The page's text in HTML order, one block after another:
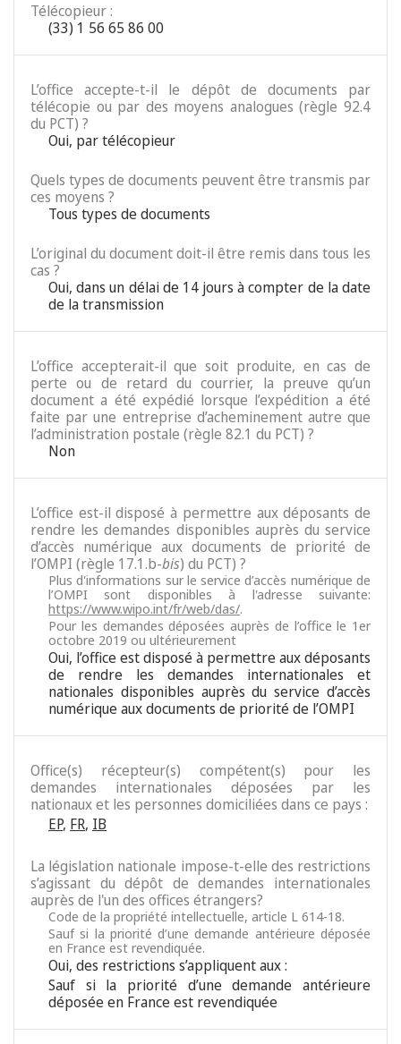
Télécopieur :
(33) 1 56 65 86 00
L’office accepte-t-il le dépôt de documents par
télécopie ou par des moyens analogues (règle 92.4
du PCT) ?
Oui, par télécopieur
Quels types de documents peuvent être transmis par
ces moyens ?
Tous types de documents
L’original du document doit-il être remis dans tous les
cas ?
Oui, dans un délai de 14 jours à compter de la date
de la transmission
L’office accepterait-il que soit produite, en cas de
perte ou de retard du courrier, la preuve qu’un
document a été expédié lorsque l’expédition a été
faite par une entreprise d’acheminement autre que
l’administration postale (règle 82.1 du PCT) ?
Non
L’office est-il disposé à permettre aux déposants de
rendre les demandes disponibles auprès du service
d’accès numérique aux documents de priorité de
l’OMPI (règle 17.1.b-bis) du PCT) ?
Plus d'informations sur le service d’accès numérique de
l’OMPI sont disponibles à l'adresse suivante:
https://www.wipo.int/fr/web/das/.
Pour les demandes déposées auprès de l’office le 1er
octobre 2019 ou ultérieurement
Oui, l’office est disposé à permettre aux déposants
de rendre les demandes internationales et
nationales disponibles auprès du service d’accès
numérique aux documents de priorité de l’OMPI
Office(s) récepteur(s) compétent(s) pour les
demandes internationales déposées par les
nationaux et les personnes domiciliées dans ce pays :
EP, FR, IB
La législation nationale impose-t-elle des restrictions
s’agissant du dépôt de demandes internationales
auprès de l'un des offices étrangers?
Code de la propriété intellectuelle, article L 614-18.
Sauf si la priorité d’une demande antérieure déposée
en France est revendiquée.
Oui, des restrictions s’appliquent aux :
Sauf si la priorité d’une demande antérieure
déposée en France est revendiquée